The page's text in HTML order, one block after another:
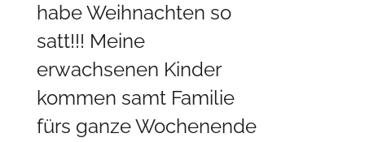
habe Weihnachten so
satt!!! Meine
erwachsenen Kinder
kommen samt Familie
fürs ganze Wochenende